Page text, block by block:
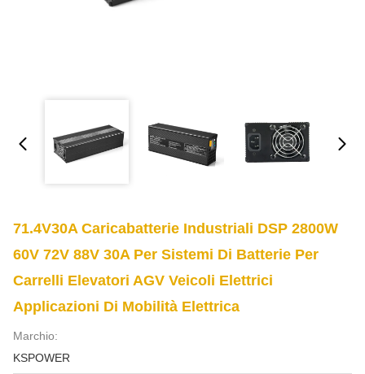
71.4V30A Caricabatterie Industriali DSP 2800W
60V 72V 88V 30A Per Sistemi Di Batterie Per
Carrelli Elevatori AGV Veicoli Elettrici
Applicazioni Di Mobilità Elettrica
Marchio:
KSPOWER